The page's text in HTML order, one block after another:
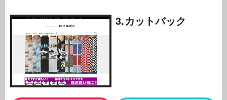
3.カットバック